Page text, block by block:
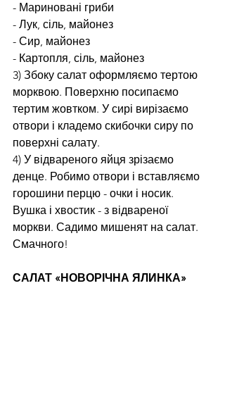
- Мариновані гриби
- Лук, сіль, майонез
- Сир, майонез
- Картопля, сіль, майонез
3) Збоку салат оформляємо тертою
морквою. Поверхню посипаємо
тертим жовтком. У сирі вирізаємо
отвори і кладемо скибочки сиру по
поверхні салату.
4) У відвареного яйця зрізаємо
денце. Робимо отвори і вставляємо
горошини перцю - очки і носик.
Вушка і хвостик - з відвареної
моркви. Садимо мишенят на салат.
Смачного!
САЛАТ «НОВОРІЧНА ЯЛИНКА»